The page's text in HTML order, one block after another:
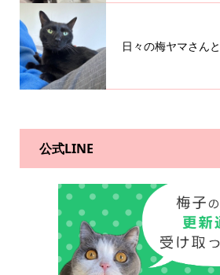
日々の梅ヤマさん
公式LINE